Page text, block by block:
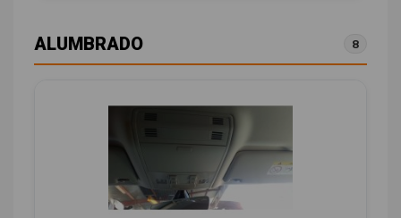
ALUMBRADO 8